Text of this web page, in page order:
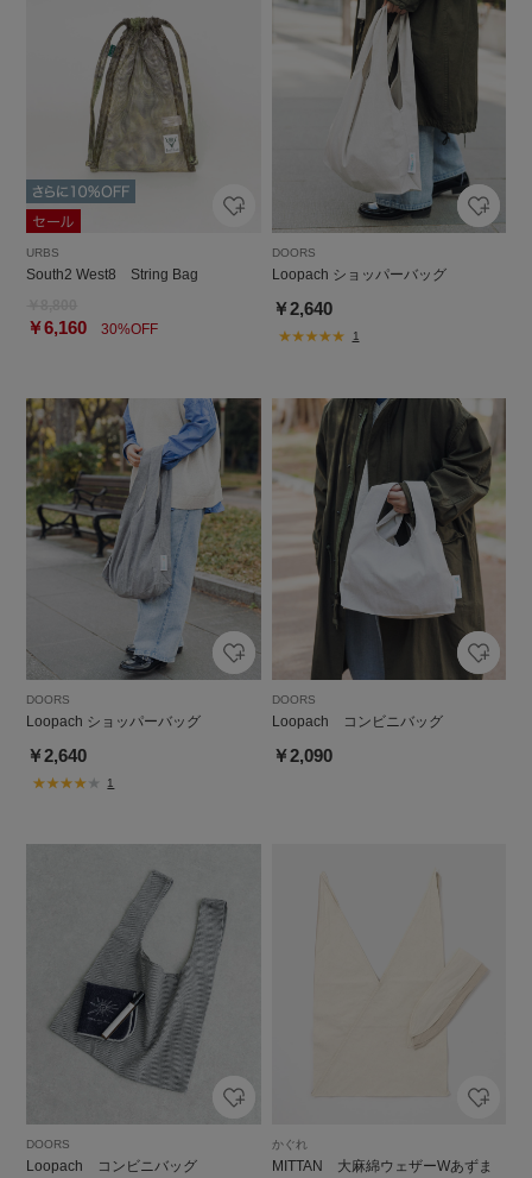
URBS
South2 West8 String Bag
￥6,160 30%OFF
DOORS
Loopach ショッパーバッグ
￥2,640
1
DOORS
Loopach ショッパーバッグ
￥2,640
1
DOORS
Loopach コンビニバッグ
￥2,090
DOORS
Loopach コンビニバッグ
かぐれ
MITTAN 大麻綿ウェザーWあずま